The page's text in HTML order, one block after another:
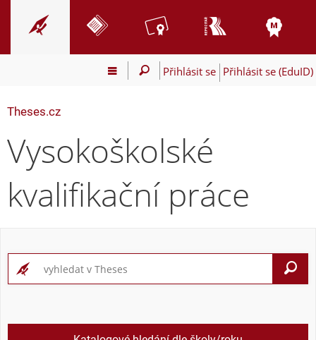
Přihlásit se Přihlásit se (EduID)
Theses.cz
Vysokoškolské
kvalifikační práce